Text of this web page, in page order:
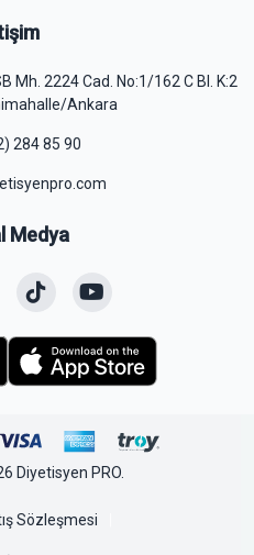
Mh. 2224 Cad. No:1/162 C Bl. K:2
Ankara
284 85 90
Medya
Diyetisyen PRO.
Sözleşmesi